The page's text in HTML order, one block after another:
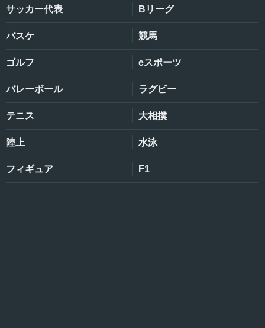
サッカー代表 Bリーグ
バスケ 競馬
ゴルフ eスポーツ
バレーボール ラグビー
テニス 大相撲
陸上 水泳
フィギュア F1